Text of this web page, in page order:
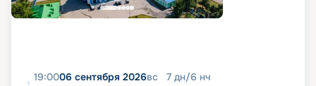
19:0006 сентября 2026вс 7 дн/6 нч